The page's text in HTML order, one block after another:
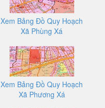
Xem Bảng Đồ Quy Hoạch
Xã Phùng Xá
Xem Bảng Đồ Quy Hoạch
Xã Phương Xá